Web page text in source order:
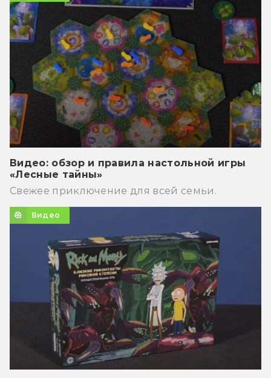
Видео: обзор и правила настольной игры
«Лесные тайны»
Свежее приключение для всей семьи.
Видео